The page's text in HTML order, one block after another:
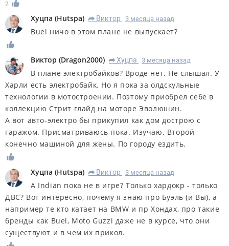
2
Хуцпа (Hutspa) R Виктор 3 месяца назад
Buel ничо в этом плане не выпускает?
Виктор (Dragon2000) R Хуцпа 3 месяца назад
В плане электробайков? Вроде нет. Не слышал. У
Харли есть электробайк. Но я пока за олдскульные
технологии в мотостроении. Поэтому приобрел себе в
коллекцию Стрит глайд на моторе Эволюшин.
А вот авто-электро бы прикупил как дом дострою с
гаражом. Присматриваюсь пока. Изучаю. Второй
конечно машиной для жены. По городу ездить.
Хуцпа (Hutspa) R Виктор 3 месяца назад
А Indian пока не в игре? Только хардокр - только
ДВС? Вот интересно, почему я знаю про Буэль (и Вы), а
например те кто катает на BMW и пр Хондах, про такие
бренды как Buel, Moto Guzzi даже не в курсе, что они
существуют и в чем их прикол.